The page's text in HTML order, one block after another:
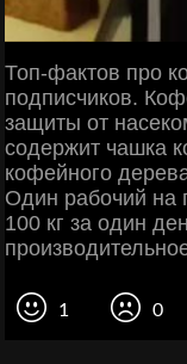
Топ-фактов про
подписчиков.
защиты от
содержит чашка
кофейного
Один рабочий на
100 кг за один
1 0